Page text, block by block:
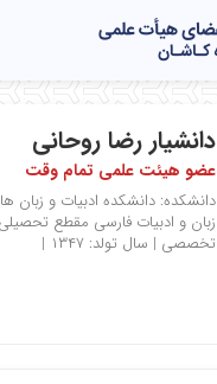
دانشیار رضا روحانی
عضو هیئت علمی تمام وقت
دانشکده: دانشکده ادبیات و زبان
زبان و ادبیات فارسی مقطع
تخصصی | سال تولد: ۱۳۴۷ |